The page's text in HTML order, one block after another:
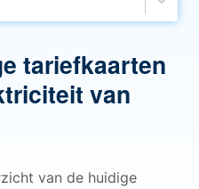
tariefkaarten
van
van de huidige